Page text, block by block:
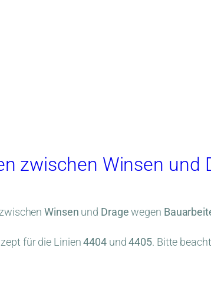
zwischen Winsen und
zwischenWinsen und Dragewegen
für die Linien4404und4405. Bitte